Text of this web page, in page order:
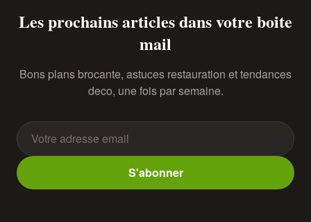
Les prochains articles dans votre boite
mail
Bons plans brocante, astuces restauration et tendances
deco, une fois par semaine.
S'abonner